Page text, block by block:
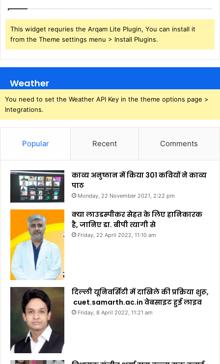
This widget requries the Arqam Lite Plugin, You can install it
from the Theme settings menu > Install Plugins.
Weather
You need to set the Weather API Key in the theme options page >
Integrations.
Popular Recent Comments
काव्य अनुष्ठान में किया 301 कवियों ने काव्य
पाठ
Monday, 22 November 2021, 2:22 pm
क्या लाउडस्पीकर सेहत के लिए हानिकारक
है, जानिए डा. बीपी त्यागी से
Friday, 22 April 2022, 11:10 am
दिल्ली यूनिवर्सिटी में दाखिले की प्रक्रिया शुरू,
cuet.samarth.ac.in वेबसाइट हुई लाइव
Friday, 8 April 2022, 11:21 am